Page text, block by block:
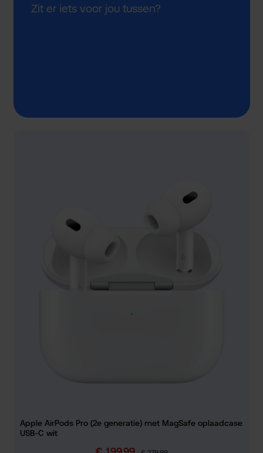
Zit er iets voor jou tussen?
Apple AirPods Pro (2e generatie) met MagSafe oplaadcase
USB-C wit
Verkoopprijs: Normale prijs: